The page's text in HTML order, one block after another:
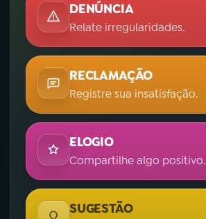
DENÚNCIA
Relate irregularidades.
RECLAMAÇÃO
Registre sua insatisfação.
ELOGIO
Compartilhe algo positivo.
SUGESTÃO